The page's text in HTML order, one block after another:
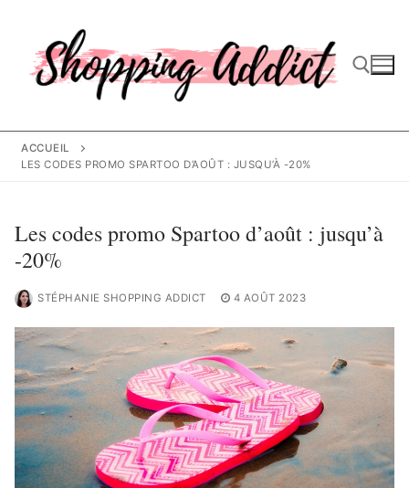
contenu
ACCUEIL
LES CODES PROMO SPARTOO D’AOÛT : JUSQU’À -20%
Les codes promo Spartoo d’août : jusqu’à
-20%
STÉPHANIE SHOPPING ADDICT 4 AOÛT 2023